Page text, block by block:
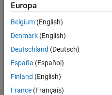
Europa
Belgium (English)
Denmark (English)
Deutschland (Deutsch)
España (Español)
Finland (English)
France (Français)
Trust Center
Datendiebstahl verhindern
© 1994-2026 The MathWorks,